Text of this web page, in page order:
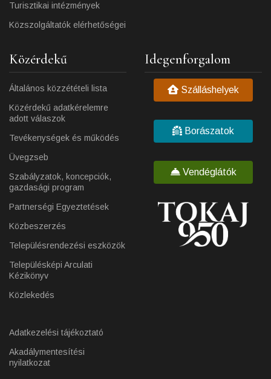
Turisztikai intézmények
Közszolgáltatók elérhetőségei
Közérdekű
Általános közzétételi lista
Közérdekű adatkérelemre
adott válaszok
Tevékenységek és működés
Üvegzseb
Szabályzatok, koncepciók,
gazdasági program
Partnerségi Egyeztetések
Közbeszerzés
Településrendezési eszközök
Településképi Arculati
Kézikönyv
Közlekedés
Adatkezelési tájékoztató
Akadálymentesítési
nyilatkozat
Idegenforgalom
Szálláshelyek
Borászatok
Vendéglátók